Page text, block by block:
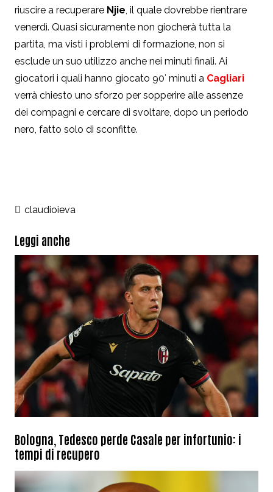
riuscire a recuperare Njie, il quale dovrebbe rientrare
venerdì. Quasi sicuramente non giocherà tutta la
partita, ma visti i problemi di formazione, non si
esclude un suo utilizzo anche nei minuti finali. Ai
giocatori i quali hanno giocato 90′ minuti a Cagliari
verrà chiesto uno sforzo per sopperire alle assenze
dei compagni e cercare di svoltare, dopo un periodo
nero, fatto solo di sconfitte.
claudioieva
Leggi anche
Bologna, Tedesco perde Casale per infortunio: i
tempi di recupero